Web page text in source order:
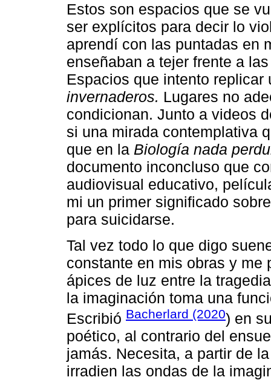
Estos son espacios que se
ser explícitos para decir lo
aprendí con las puntadas en
enseñaban a tejer frente a
Espacios que intento
invernaderos. Lugares no
condicionan. Junto a videos
si una mirada contemplativa
que en la Biología nada
documento inconcluso que
audiovisual educativo,
mi un primer significado
para suicidarse.
Tal vez todo lo que digo
constante en mis obras y me
ápices de luz entre la
la imaginación toma una
Escribió Bacherlard (2020) en
poético, al contrario del
jamás. Necesita, a partir de
irradien las ondas de la